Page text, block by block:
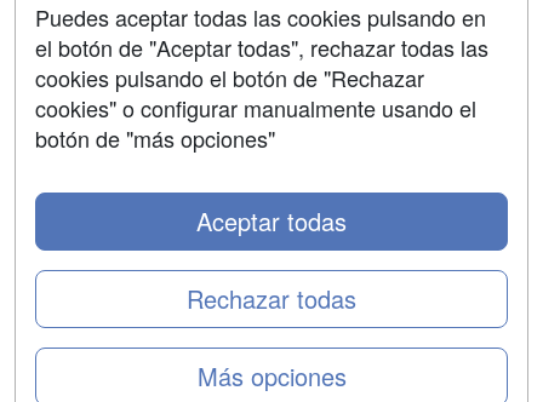
Grupo formazion:
Copyright 2000-2026 Formazion Web, S.L. - Calle
Fermín Caballero, 62 - 28034 Madrid Tel: 91 533 70 78
Puedes aceptar todas las cookies pulsando en
el botón de "Aceptar todas", rechazar todas las
cookies pulsando el botón de "Rechazar
cookies" o configurar manualmente usando el
botón de "más opciones"
Más opciones
Rechazar todas
Aceptar todas